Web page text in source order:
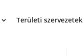
Területi szervezetek